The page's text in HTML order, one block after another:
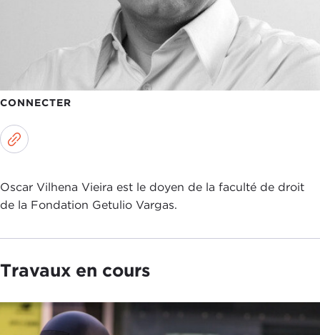
CONNECTER
Oscar Vilhena Vieira est le doyen de la faculté de droit
de la Fondation Getulio Vargas.
Travaux en cours